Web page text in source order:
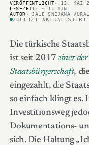
VERÖFFENTLICHT· 13. MAI
LESEZEIT · ~ 11 MIN.
AUTOR · JALE SNEJANA VURAL
ZULETZT
Die türkische
ist seit 2017 einer
Staatsbürgerschaft,
eingezahlt, die
so einfach klingt es.
Investitionsweg
Dokumentations-
sich. Die Haltung